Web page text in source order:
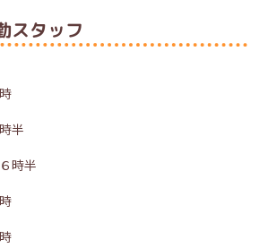
スタッフ
半
時半